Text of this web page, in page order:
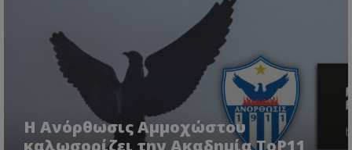
Η Ανόρθωσις Αμμοχώστου
καλωσορίζει την Ακαδημία ToP11